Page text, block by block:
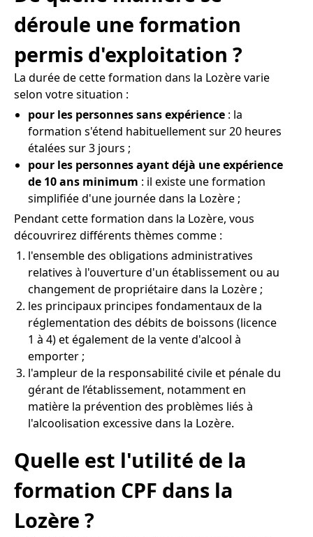
déroule une formation
permis d'exploitation ?
La durée de cette formation dans la Lozère varie
selon votre situation :
pour les personnes sans expérience : la
formation s'étend habituellement sur 20 heures
étalées sur 3 jours ;
pour les personnes ayant déjà une expérience
de 10 ans minimum : il existe une formation
simplifiée d'une journée dans la Lozère ;
Pendant cette formation dans la Lozère, vous
découvrirez différents thèmes comme :
l'ensemble des obligations administratives
relatives à l'ouverture d'un établissement ou au
changement de propriétaire dans la Lozère ;
les principaux principes fondamentaux de la
réglementation des débits de boissons (licence
1 à 4) et également de la vente d'alcool à
emporter ;
l'ampleur de la responsabilité civile et pénale du
gérant de l’établissement, notamment en
matière la prévention des problèmes liés à
l'alcoolisation excessive dans la Lozère.
Quelle est l'utilité de la
formation CPF dans la
Lozère ?